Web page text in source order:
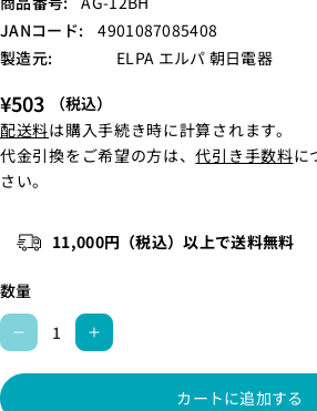
K
JANコード:
4901087085408
製造元:
ELPA エルパ 朝日電器
¥503
（税込）
配送料は購入手続き時に計算されます。
代金引換をご希望の方は、代引き手数料に
さい。
11,000円（税込）以上で送料無料
数量
防
水
防
水
カートに追加する